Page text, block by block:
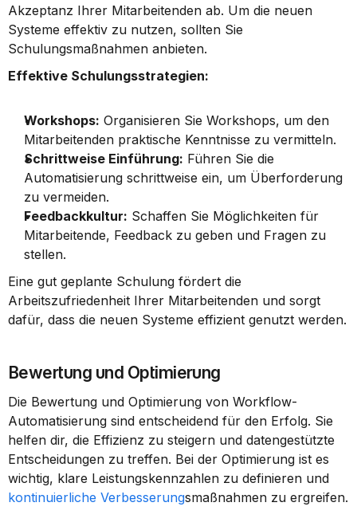
Akzeptanz Ihrer Mitarbeitenden ab. Um die neuen
Systeme effektiv zu nutzen, sollten Sie
Schulungsmaßnahmen anbieten.
Effektive Schulungsstrategien:
Workshops: Organisieren Sie Workshops, um den
Mitarbeitenden praktische Kenntnisse zu vermitteln.
Schrittweise Einführung: Führen Sie die
Automatisierung schrittweise ein, um Überforderung
zu vermeiden.
Feedbackkultur: Schaffen Sie Möglichkeiten für
Mitarbeitende, Feedback zu geben und Fragen zu
stellen.
Eine gut geplante Schulung fördert die
Arbeitszufriedenheit Ihrer Mitarbeitenden und sorgt
dafür, dass die neuen Systeme effizient genutzt werden.
Bewertung und Optimierung
Die Bewertung und Optimierung von Workflow-
Automatisierung sind entscheidend für den Erfolg. Sie
helfen dir, die Effizienz zu steigern und datengestützte
Entscheidungen zu treffen. Bei der Optimierung ist es
kontinuierliche Verbesserungsmaßnahmen zu ergreifen.